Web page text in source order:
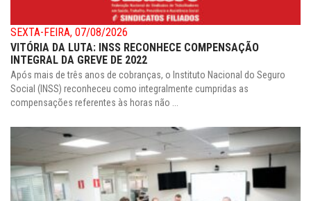
SEXTA-FEIRA, 07/08/2026
VITÓRIA DA LUTA: INSS RECONHECE COMPENSAÇÃO
INTEGRAL DA GREVE DE 2022
Após mais de três anos de cobranças, o Instituto Nacional do Seguro
Social (INSS) reconheceu como integralmente cumpridas as
compensações referentes às horas não ...